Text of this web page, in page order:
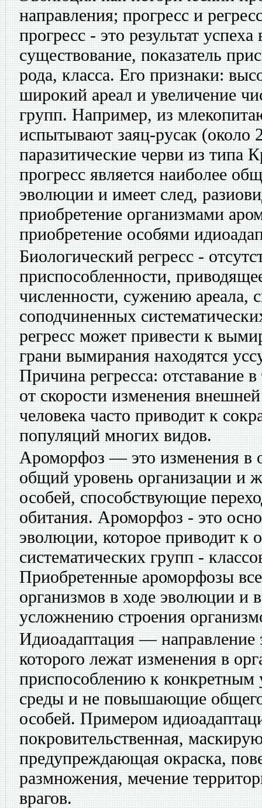
направления; прогресс и
прогресс - это результат успеха
существование, показатель
рода, класса. Его признаки:
широкий ареал и увеличение
групп. Например, из
испытывают заяц-русак (около
паразитические черви из типа
прогресс является наиболее
эволюции и имеет след,
приобретение организмами
приобретение особями
Биологический регресс -
приспособленности,
численности, сужению ареала,
соподчиненных
регресс может привести к
грани вымирания находятся
Причина регресса: отставание
от скорости изменения
человека часто приводит к
популяций многих видов.
Ароморфоз — это изменения в
общий уровень организации и
особей, способствующие
обитания. Ароморфоз - это
эволюции, которое приводит к
систематических групп -
Приобретенные ароморфозы
организмов в ходе эволюции и
усложнению строения
Идиоадаптация — направление
которого лежат изменения в
приспособлению к
среды и не повышающие
особей. Примером
покровительственная,
предупреждающая окраска,
размножения, мечение
врагов.